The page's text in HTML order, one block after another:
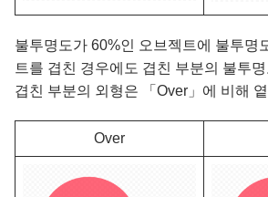
불투명도가 60%인 오브젝트에 불투명
트를 겹친 경우에도 겹친 부분의 불투
겹친 부분의 외형은 「Over」에 비해
Over